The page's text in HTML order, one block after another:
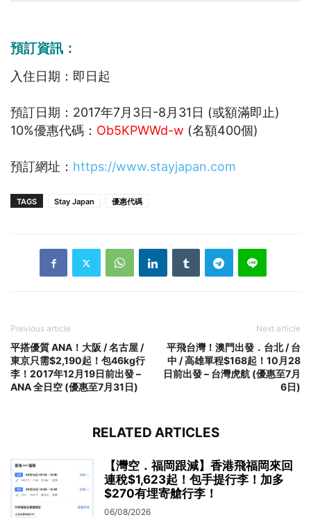
預訂資訊：
入住日期：即日起
預訂日期：2017年7月3日-8月31日 (或額滿即止)
10%優惠代碼： Ob5KPWWd-w (名額400個)
預訂網址： https://www.stayjapan.com
TAGS Stay Japan 優惠代碼
Previous article
平搭優質 ANA！大阪 / 名古屋 /
東京只需$2,190起！包46kg行
李！2017年12月19日前出發 –
ANA 全日空 (優惠至7月31日)
Next article
平飛台灣！澳門出發．台北 / 台
中 / 高雄單程$168起！10月28
日前出發 – 台灣虎航 (優惠至7月
6日)
RELATED ARTICLES
【灣空．福岡跟減】香港飛福岡來回
連稅$1,623起！包手提行李！加多
$270有埋寄艙行李！
06/08/2026